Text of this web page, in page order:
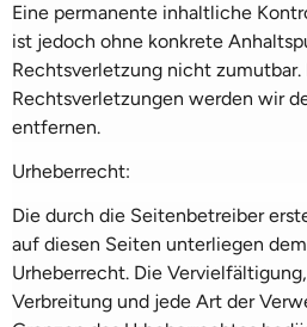
Eine permanente inhaltliche
ist jedoch ohne konkrete
Rechtsverletzung nicht
Rechtsverletzungen werden wir
entfernen.
Urheberrecht:
Die durch die Seitenbetreiber
auf diesen Seiten unterliegen
Urheberrecht. Die
Verbreitung und jede Art der